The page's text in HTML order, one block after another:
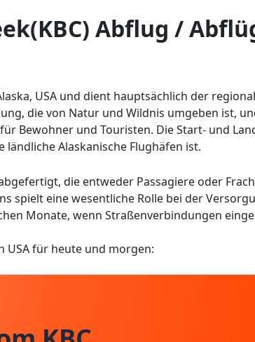
Abflug /
USA und dient hauptsächlich der
die von Natur und Wildnis umgeben ist,
Bewohner und Touristen. Die Start- und
ländliche Alaskanische Flughäfen ist.
die entweder Passagiere oder
spielt eine wesentliche Rolle bei der
Monate, wenn Straßenverbindungen
USA für heute und morgen: